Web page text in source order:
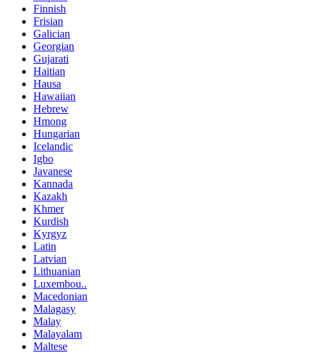
Finnish
Frisian
Galician
Georgian
Gujarati
Haitian
Hausa
Hawaiian
Hebrew
Hmong
Hungarian
Icelandic
Igbo
Javanese
Kannada
Kazakh
Khmer
Kurdish
Kyrgyz
Latin
Latvian
Lithuanian
Luxembou..
Macedonian
Malagasy
Malay
Malayalam
Maltese